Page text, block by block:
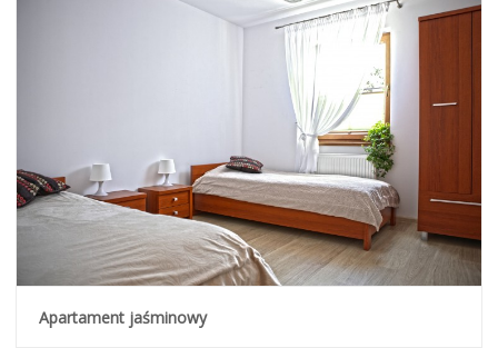
Apartament jaśminowy